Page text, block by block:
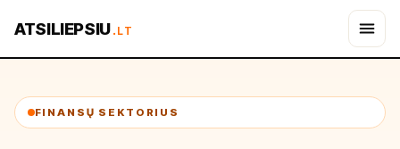
ATSILIEPSIU.LT
FINANSŲ SEKTORIUS